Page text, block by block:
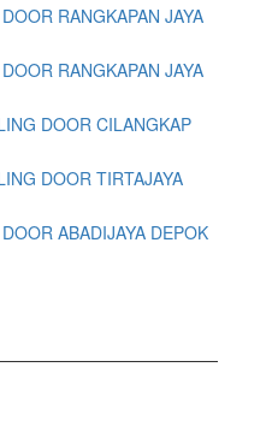
RANGKAPAN JAYA
RANGKAPAN JAYA
DOOR CILANGKAP
DOOR TIRTAJAYA
ABADIJAYA DEPOK